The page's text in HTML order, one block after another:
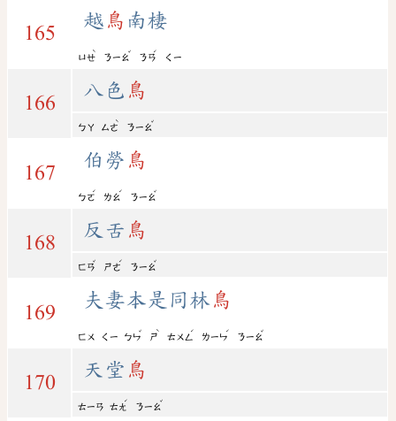
165
越 鳥 南棲
ㄩㄝ
ˋ
ㄋㄧㄠ
ˇ
ㄋㄢ
ˊ
ㄑㄧ
166
八色 鳥
ㄅㄚ ㄙㄜ
ˋ
ㄋㄧㄠ
ˇ
167
伯勞 鳥
ㄅㄛ
ˊ
ㄌㄠ
ˊ
ㄋㄧㄠ
ˇ
168
反舌 鳥
ㄈㄢ
ˇ
ㄕㄜ
ˊ
ㄋㄧㄠ
ˇ
169
夫妻本是同林鳥
ㄈㄨ ㄑㄧ ㄅㄣ
ˇ
ㄕ
ˋ
ㄊㄨㄥ
ˊ
ㄌㄧㄣ
ˊ
ㄋㄧㄠ
ˇ
170
天堂 鳥
ㄊㄧㄢ ㄊㄤ
ˊ
ㄋㄧㄠ
ˇ